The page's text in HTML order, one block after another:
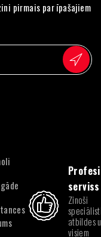
pirmais par īpašajiem
serviss
Zinoši
atbildes
visiem